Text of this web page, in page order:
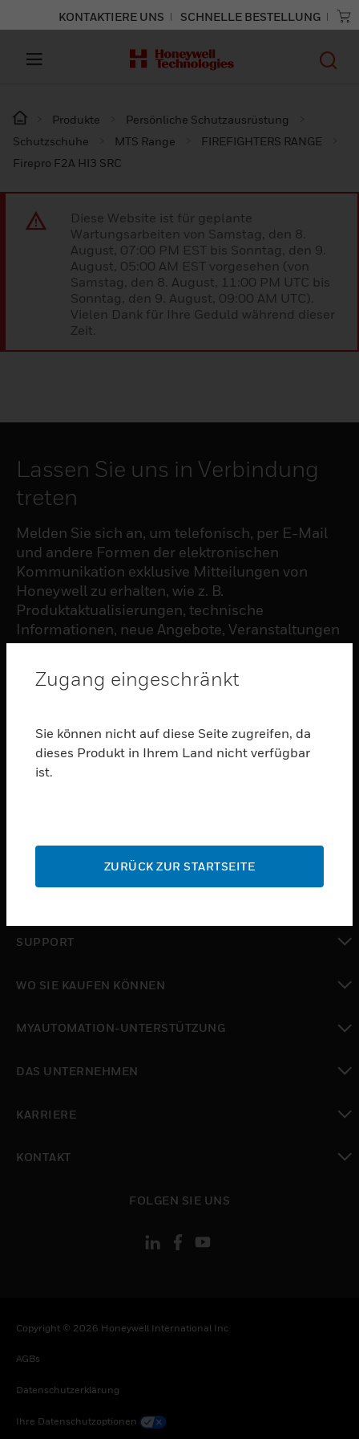
KONTAKTIERE UNS SCHNELLE BESTELLUNG
Produkte
Persönliche Schutzausrüstung
Schutzschuhe
MTS Range
FIREFIGHTERS RANGE
Firepro F2A HI3 SRC
Diese Website ist für geplante
Wartungsarbeiten von Samstag, den 8.
August, 07:00 PM EST bis Sonntag, den 9.
August, 05:00 AM EST vorgesehen (von
Samstag, den 8. August, 11:00 PM UTC bis
Sonntag, den 9. August, 09:00 AM UTC).
Vielen Dank für Ihre Geduld während dieser
Zeit.
Lassen Sie uns in Verbindung
treten
Melden Sie sich an, um telefonisch, per E-Mail
und andere Formen der elektronischen
Kommunikation exklusive Mitteilungen von
Honeywell zu erhalten, wie z. B.
Produktaktualisierungen, technische
Informationen, neue Angebote, Veranstaltungen
und Neuigkeiten, Umfragen, Sonderangebote
PRODUKTE
toggle view
toggle view
toggle view
SUPPORT
WO SIE KAUFEN KÖNNEN
MYAUTOMATION-UNTERSTÜTZUNG
DAS UNTERNEHMEN
KARRIERE
KONTAKT
FOLGEN SIE UNS
Copyright © 2026 Honeywell International Inc
AGBs
Datenschutzerklärung
Ihre Datenschutzoptionen
Zugang eingeschränkt
Sie können nicht auf diese Seite zugreifen, da
dieses Produkt in Ihrem Land nicht verfügbar
ist.
ZURÜCK ZUR STARTSEITE